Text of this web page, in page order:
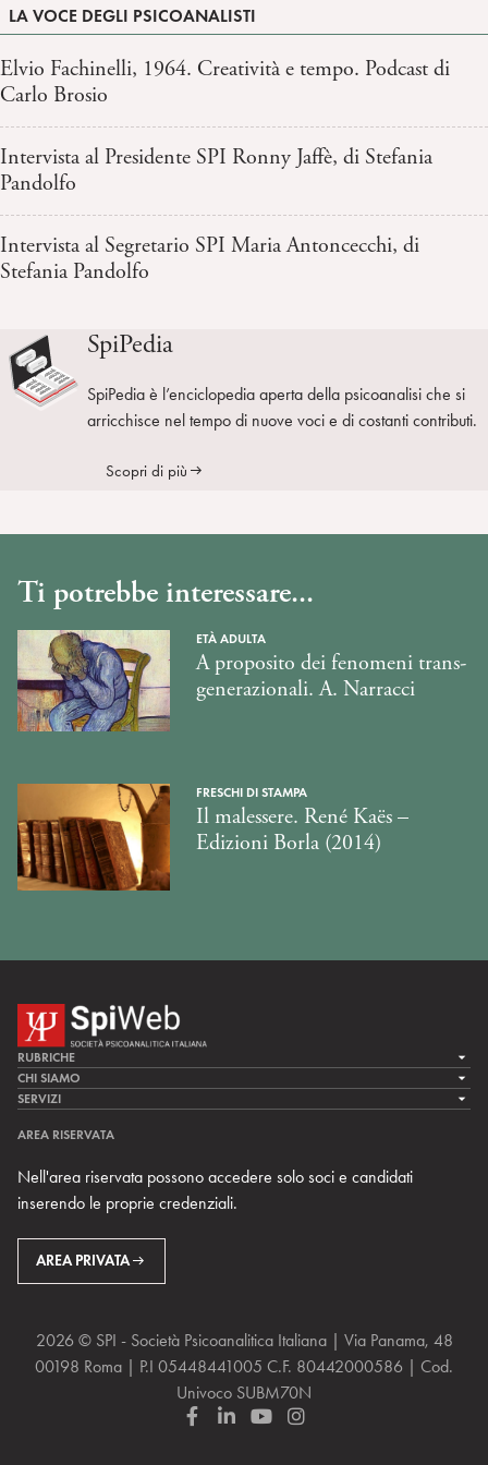
LA VOCE DEGLI PSICOANALISTI
Elvio Fachinelli, 1964. Creatività e tempo. Podcast di
Carlo Brosio
Intervista al Presidente SPI Ronny Jaffè, di Stefania
Pandolfo
Intervista al Segretario SPI Maria Antoncecchi, di
Stefania Pandolfo
SpiPedia
SpiPedia è l’enciclopedia aperta della psicoanalisi che si
arricchisce nel tempo di nuove voci e di costanti contributi.
Scopri di più
Ti potrebbe interessare...
ETÀ ADULTA
A proposito dei fenomeni trans-
generazionali. A. Narracci
FRESCHI DI STAMPA
Il malessere. René Kaës –
Edizioni Borla (2014)
RUBRICHE
LA CURA
LA RICERCA
MULTIMEDIA
CHI SIAMO
LA SPI
TEAM DI SPIWEB
CONTATTI
RIVISTE
SERVIZI
ARCHIVIO STORICO
AREA RISERVATA
Nell'area riservata possono accedere solo soci e candidati
inserendo le proprie credenziali.
AREA PRIVATA
2026 © SPI - Società Psicoanalitica Italiana | Via Panama, 48
00198 Roma | P.I 05448441005 C.F. 80442000586 | Cod.
Univoco SUBM70N
F
L
Y
I